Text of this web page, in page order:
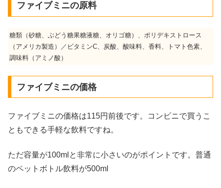
ファイブミニの原料
糖類（砂糖、ぶどう糖果糖液糖、オリゴ糖）、ポリデキストロース
（アメリカ製造）／ビタミンC、炭酸、酸味料、香料、トマト色素、
調味料（アミノ酸）
ファイブミニの価格
ファイブミニの価格は115円前後です。コンビニで買うこ
ともできる手軽な飲料ですね。
ただ容量が100mlと非常に小さいのがポイントです。普通
のペットボトル飲料が500ml